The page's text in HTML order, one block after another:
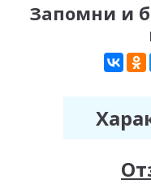
Запомни и